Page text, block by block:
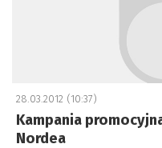
28.03.2012 (10:37)
Kampania
Nordea